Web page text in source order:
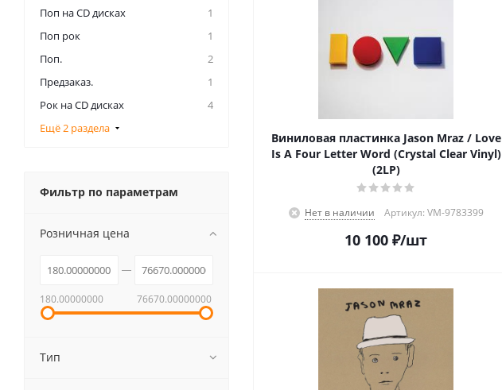
Виниловая пластинка Jason Mraz / Love
Is A Four Letter Word (Crystal Clear Vinyl)
(2LP)
Нет в наличии Артикул: VM-9783399
10 100 ₽/шт
Поп на CD дисках
1
Поп рок
1
Поп.
2
Предзаказ.
1
Рок на CD дисках
4
Ещё 2 раздела
Фильтр по параметрам
Розничная цена
180.00000000 76670.00000000
Тип